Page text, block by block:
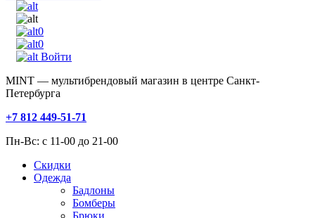
0
0
Войти
MINT — мультибрендовый магазин в центре Санкт-
Петербурга
+7 812 449-51-71
Пн-Вс: с 11-00 до 21-00
Скидки
Одежда
Бадлоны
Бомберы
Брюки